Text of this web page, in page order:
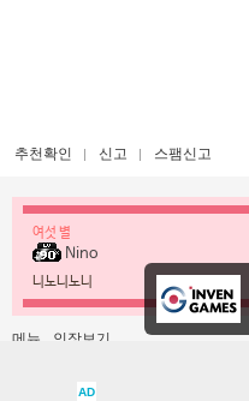
추천확인 신고 스팸신고
여섯 별
Nino
니노니노니
메뉴 인장보기
AD